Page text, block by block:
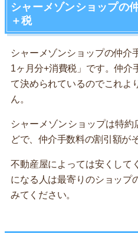
シャーメゾンショップの
＋税
シャーメゾンショップの仲介
1ヶ月分+消費税」です。仲介
て決められているのでこれよ
ん。
シャーメゾンショップは特
どで、仲介手数料の割引額が
不動産屋によっては安くして
になる人は最寄りのショップ
みてください。